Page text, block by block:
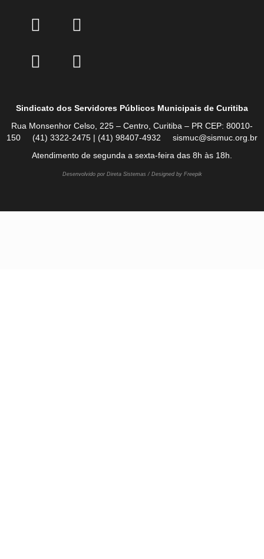
Sindicato dos Servidores Públicos Municipais de Curitiba
Rua Monsenhor Celso, 225 – Centro, Curitiba – PR CEP: 80010-
150 (41) 3322-2475 | (41) 98407-4932 sismuc@sismuc.org.br
Atendimento de segunda a sexta-feira das 8h às 18h.
Desenvolvido por Direta Sistemas / Designed by Freepik